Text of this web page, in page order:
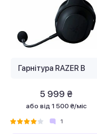
5 999 ₴
або від 1 500 ₴/міс
1